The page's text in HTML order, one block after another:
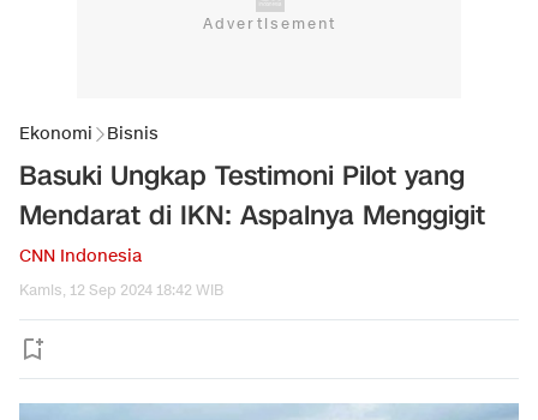
Ekonomi Bisnis
Basuki Ungkap Testimoni Pilot yang
Mendarat di IKN: Aspalnya Menggigit
CNN Indonesia
Kamis, 12 Sep 2024 18:42 WIB